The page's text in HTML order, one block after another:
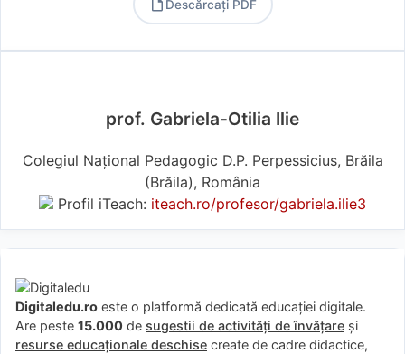
Descărcați PDF
prof. Gabriela-Otilia Ilie
Colegiul Național Pedagogic D.P. Perpessicius, Brăila
(Brăila), România
Profil iTeach: iteach.ro/profesor/gabriela.ilie3
Digitaledu.ro este o platformă dedicată educației digitale.
Are peste 15.000 de sugestii de activități de învățare și
resurse educaționale deschise create de cadre didactice,